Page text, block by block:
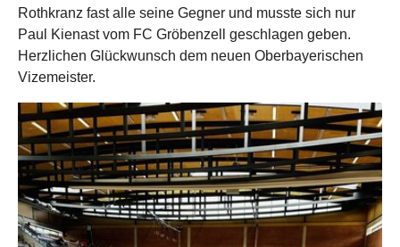
Rothkranz fast alle seine Gegner und musste sich nur
Paul Kienast vom FC Gröbenzell geschlagen geben.
Herzlichen Glückwunsch dem neuen Oberbayerischen
Vizemeister.